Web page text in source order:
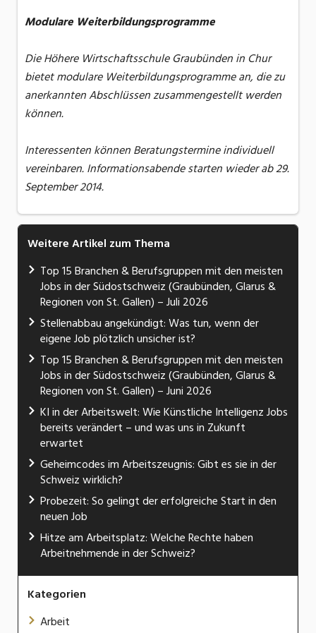
Modulare Weiterbildungsprogramme
Die Höhere Wirtschaftsschule Graubünden in Chur
bietet modulare Weiterbildungsprogramme an, die zu
anerkannten Abschlüssen zusammengestellt werden
können.
Interessenten können Beratungstermine individuell
vereinbaren. Informationsabende starten wieder ab 29.
September 2014.
Weitere Artikel zum Thema
Top 15 Branchen & Berufsgruppen mit den meisten
Jobs in der Südostschweiz (Graubünden, Glarus &
Regionen von St. Gallen) – Juli 2026
Stellenabbau angekündigt: Was tun, wenn der
eigene Job plötzlich unsicher ist?
Top 15 Branchen & Berufsgruppen mit den meisten
Jobs in der Südostschweiz (Graubünden, Glarus &
Regionen von St. Gallen) – Juni 2026
KI in der Arbeitswelt: Wie Künstliche Intelligenz Jobs
bereits verändert – und was uns in Zukunft
erwartet
Geheimcodes im Arbeitszeugnis: Gibt es sie in der
Schweiz wirklich?
Probezeit: So gelingt der erfolgreiche Start in den
neuen Job
Hitze am Arbeitsplatz: Welche Rechte haben
Arbeitnehmende in der Schweiz?
Kategorien
Arbeit